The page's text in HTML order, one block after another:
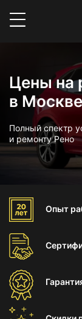
Цены на
в Москве
Полный спектр
и ремонту Рено
Опыт